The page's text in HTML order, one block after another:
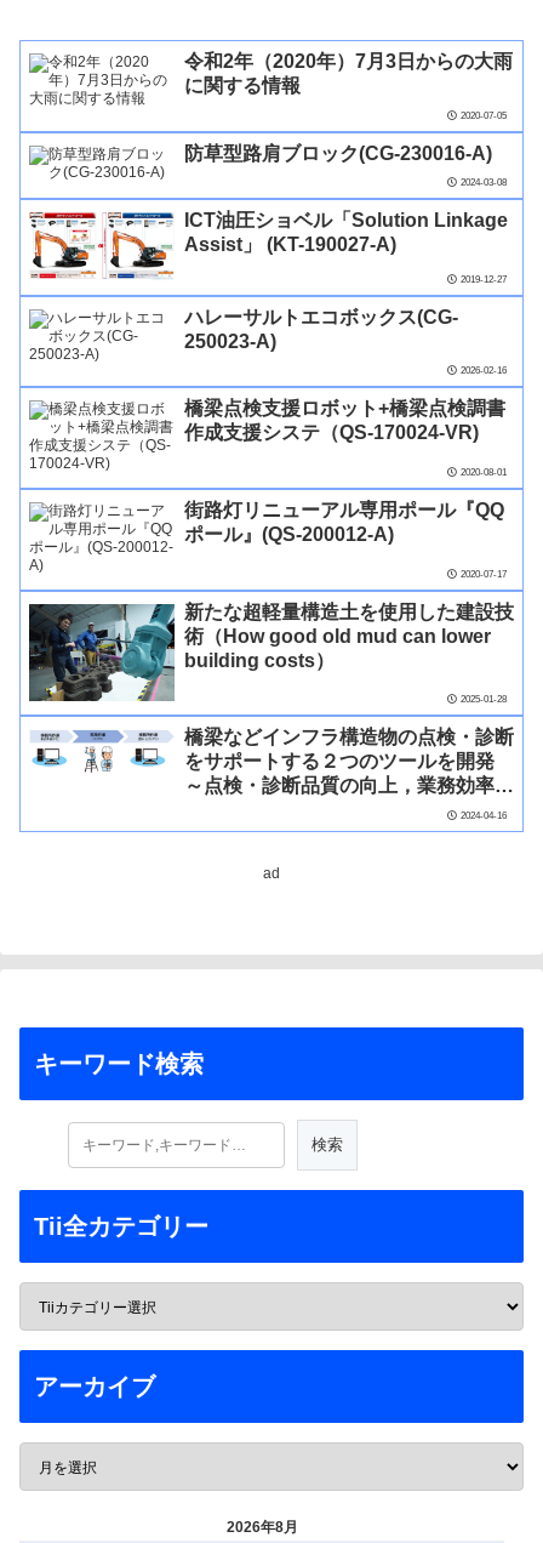
令和2年（2020年）7月3日からの大雨
に関する情報
2020-07-05
防草型路肩ブロック(CG-230016-A)
2024-03-08
ICT油圧ショベル「Solution Linkage
Assist」 (KT-190027-A)
2019-12-27
ハレーサルトエコボックス(CG-
250023-A)
2026-02-16
橋梁点検支援ロボット+橋梁点検調書
作成支援システ（QS-170024-VR)
2020-08-01
街路灯リニューアル専用ポール『QQ
ポール』(QS-200012-A)
2020-07-17
新たな超軽量構造土を使用した建設技
術（How good old mud can lower
building costs）
2025-01-28
橋梁などインフラ構造物の点検・診断
をサポートする２つのツールを開発
～点検・診断品質の向上，業務効率
2024-04-16
ad
キーワード検索
Tii全カテゴリー
アーカイブ
2026年8月